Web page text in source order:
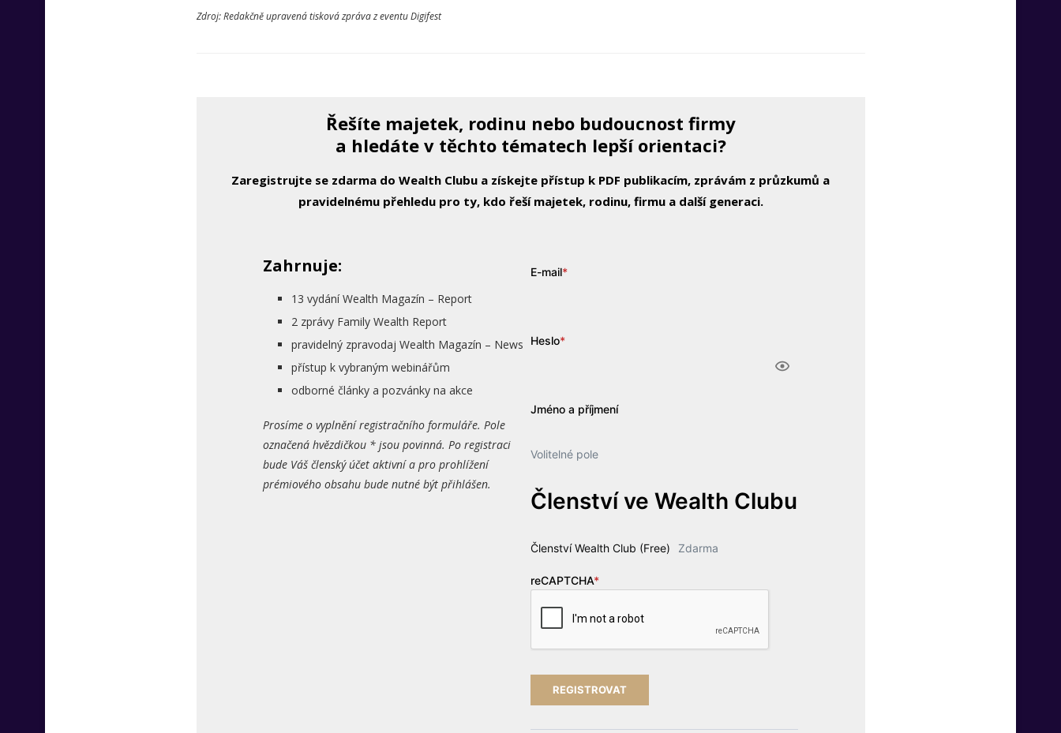
Zdroj: Redakčně upravená tisková zpráva z eventu Digifest
Řešíte majetek, rodinu nebo budoucnost firmy
a hledáte v těchto tématech lepší orientaci?
Zaregistrujte se zdarma do Wealth Clubu a získejte přístup k PDF publikacím, zprávám z průzkumů a
pravidelnému přehledu pro ty, kdo řeší majetek, rodinu, firmu a další generaci.
Zahrnuje:
13 vydání Wealth Magazín – Report
2 zprávy Family Wealth Report
pravidelný zpravodaj Wealth Magazín – News
přístup k vybraným webinářům
odborné články a pozvánky na akce
Prosíme o vyplnění registračního formuláře. Pole
označená hvězdičkou * jsou povinná. Po registraci
bude Váš členský účet aktivní a pro prohlížení
prémiového obsahu bude nutné být přihlášen.
E-mail*
Heslo*
Jméno a příjmení
Volitelné pole
Členství ve Wealth Clubu
Členství Wealth Club (Free) Zdarma
reCAPTCHA*